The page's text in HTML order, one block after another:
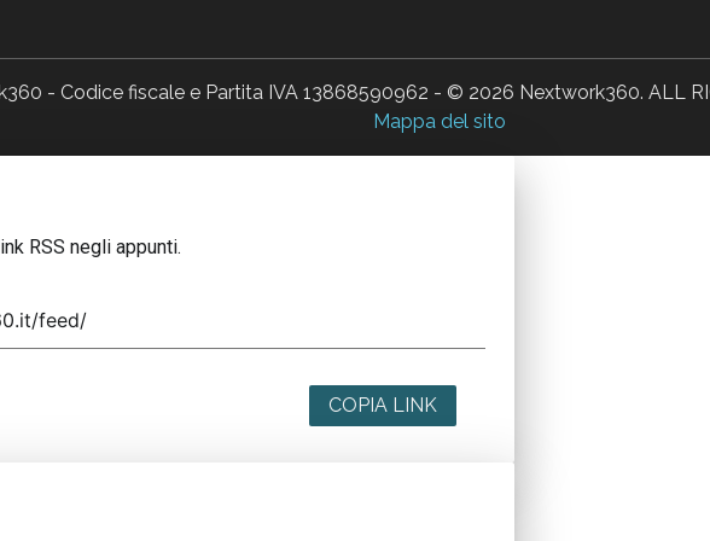
- Codice fiscale e Partita IVA 13868590962 - © 2026 Nextwork360. ALL
Mappa del sito
RSS negli appunti.
COPIA LINK